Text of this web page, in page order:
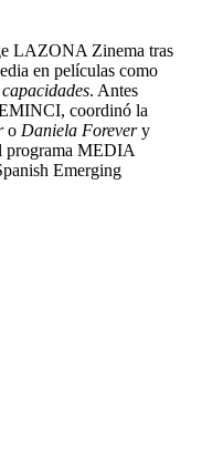
LAZONA Zinema tras
en películas como
. Antes
coordinó la
o Daniela Forevery
programa MEDIA
Emerging